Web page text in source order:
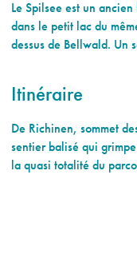
Le Spilsee est un
dans le petit lac du
dessus de Bellwald. Un
Itinéraire
De Richinen, sommet
sentier balisé qui
la quasi totalité du